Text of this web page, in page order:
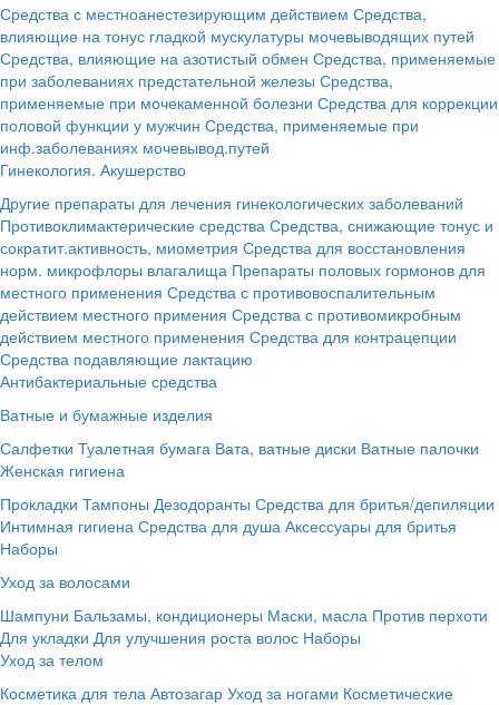
Средства с местноанестезирующим действием Средства,
влияющие на тонус гладкой мускулатуры мочевыводящих путей
Средства, влияющие на азотистый обмен Средства, применяемые
при заболеваниях предстательной железы Средства,
применяемые при мочекаменной болезни Средства для коррекции
половой функции у мужчин Средства, применяемые при
инф.заболеваниях мочевывод.путей
Гинекология. Акушерство
Другие препараты для лечения гинекологических заболеваний
Противоклимактерические средства Средства, снижающие тонус и
сократит.активность, миометрия Средства для восстановления
норм. микрофлоры влагалища Препараты половых гормонов для
местного применения Средства с противовоспалительным
действием местного примения Средства с противомикробным
действием местного применения Средства для контрацепции
Средства подавляющие лактацию
Антибактериальные средства
Ватные и бумажные изделия
Салфетки Туалетная бумага Вата, ватные диски Ватные палочки
Женская гигиена
Прокладки Тампоны Дезодоранты Средства для бритья/депиляции
Интимная гигиена Средства для душа Аксессуары для бритья
Наборы
Уход за волосами
Шампуни Бальзамы, кондиционеры Маски, масла Против перхоти
Для укладки Для улучшения роста волос Наборы
Уход за телом
Косметика для тела Автозагар Уход за ногами Косметические